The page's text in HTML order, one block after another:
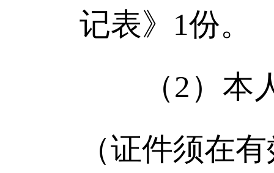
记表》1份。
（2）本人
（证件须在